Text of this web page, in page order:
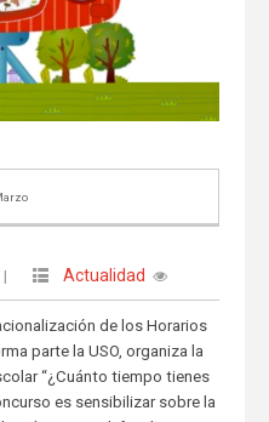
| Actualidad
de los Horarios
parte la USO, organiza la
“¿Cuánto tiempo tienes
es sensibilizar sobre la